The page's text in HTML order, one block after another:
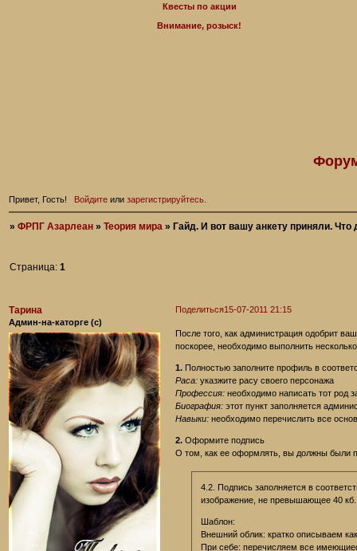
Квесты по акции
Внимание, розыск!
Привет, Гость! Войдитеили зарегистрируйтесь.
»ФРПГ Азарлеан »Теория мира » Гайд. И вот вашу анкету приняли.
Страница:1
Поделиться15-07-2011 21:15
Тарина
Админ-на-каторге (с)
После того, как администрация одобрит
поскорее, необходимо выполнить
1. Полностью заполните профиль в
Раса: указжите расу своего персонажа
Профессия: необходимо написать тот род
Биография: этот пункт заполняется
Навыки: необходимо перечислить все
2. Оформите подпись
О том, как ее оформлять, вы должны были
4.2. Подпись заполняется в
изображение, не превышающее 40
Шаблон:
Внешний облик: кратко описываем
При себе: перечисляем все